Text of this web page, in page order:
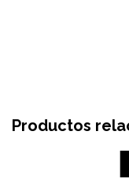
Productos